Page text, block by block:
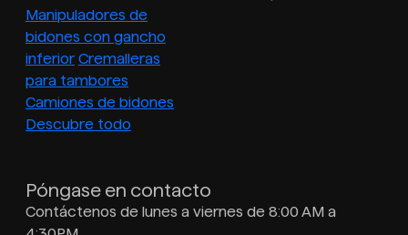
Manipuladores de
bidones con gancho
inferior Cremalleras
para tambores
Camiones de bidones
Descubre todo
Póngase en contacto
Contáctenos de lunes a viernes de 8:00 AM a